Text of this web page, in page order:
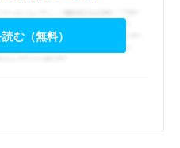
む（無料）